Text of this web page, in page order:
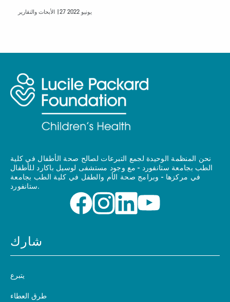
27 يونيو 2022
نحن المنظمة الوحيدة لجمع التبرعات لصالح صحة الأطفال في كلية
الطب بجامعة ستانفورد - مع وجود مستشفى لوسيل باكارد للأطفال
في مركزها - وبرامج صحة الأم والطفل في كلية الطب بجامعة
ستانفورد.
شارك
يتبرع
طرق العطاء